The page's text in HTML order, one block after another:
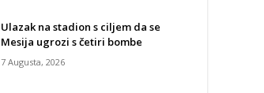
Ulazak na stadion s ciljem da se
Mesija ugrozi s četiri bombe
7 Augusta, 2026